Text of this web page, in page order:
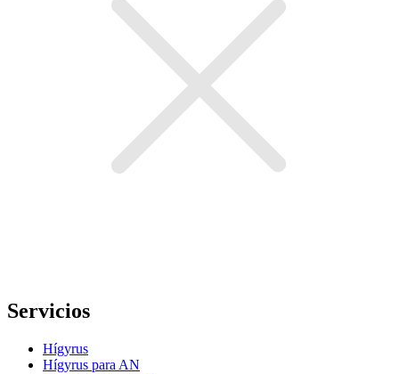
Servicios
Hígyrus
Hígyrus para AN